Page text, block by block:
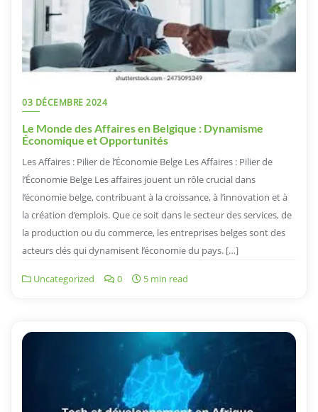
03 DÉCEMBRE 2024
Le Monde des Affaires en Belgique : Dynamisme
Économique et Opportunités
Les Affaires : Pilier de l’Économie Belge Les Affaires : Pilier de
l’Économie Belge Les affaires jouent un rôle crucial dans
l’économie belge, contribuant à la croissance, à l’innovation et à
la création d’emplois. Que ce soit dans le secteur des services, de
la production ou du commerce, les entreprises belges sont des
acteurs clés qui dynamisent l’économie du pays. […]
Uncategorized 0 5 min read